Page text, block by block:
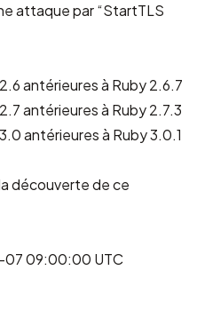
attaque par “StartTLS
antérieures à Ruby 2.6.7
antérieures à Ruby 2.7.3
antérieures à Ruby 3.0.1
découverte de ce
07 09:00:00 UTC